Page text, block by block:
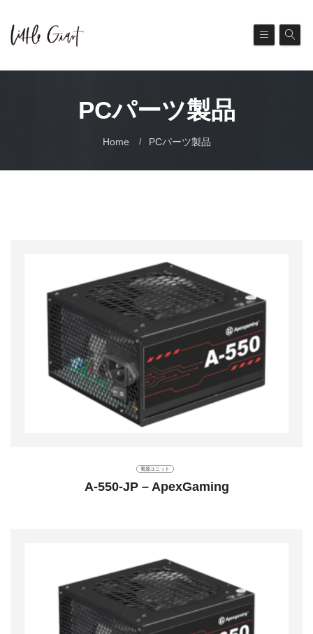
PCパーツ製品
Home PCパーツ製品
電源ユニット
A-550-JP – ApexGaming